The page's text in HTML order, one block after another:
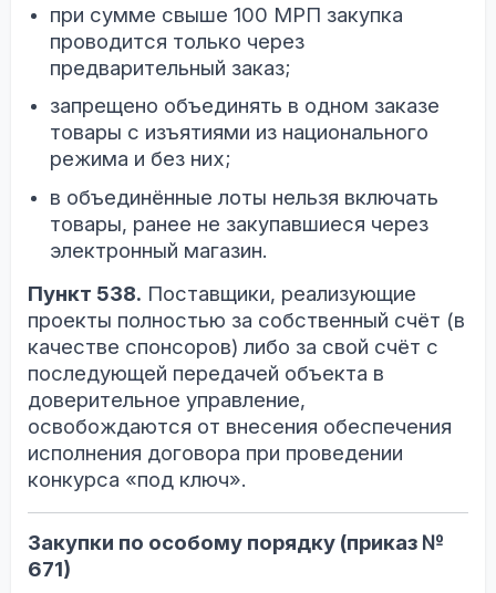
при сумме свыше 100 МРП закупка
проводится только через
предварительный заказ;
запрещено объединять в одном заказе
товары с изъятиями из национального
режима и без них;
в объединённые лоты нельзя включать
товары, ранее не закупавшиеся через
электронный магазин.
Пункт 538. Поставщики, реализующие
проекты полностью за собственный счёт (в
качестве спонсоров) либо за свой счёт с
последующей передачей объекта в
доверительное управление,
освобождаются от внесения обеспечения
исполнения договора при проведении
конкурса «под ключ».
Закупки по особому порядку (приказ №
671)